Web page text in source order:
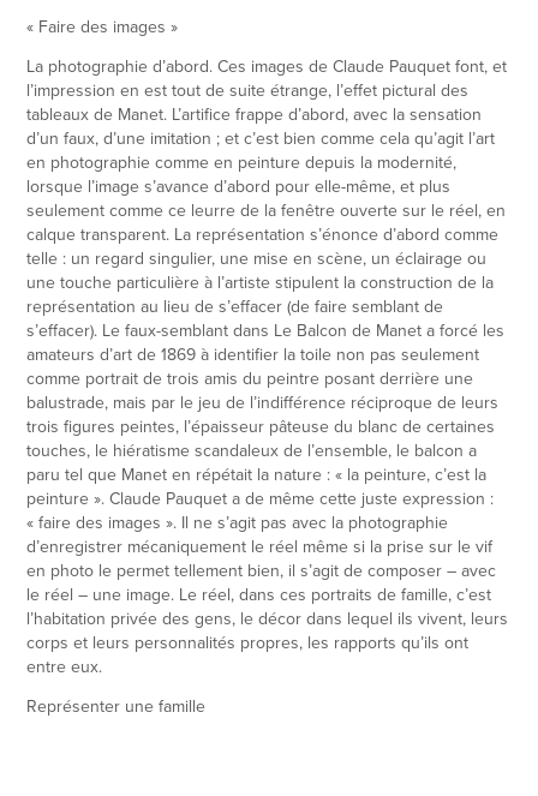
« Faire des images »
La photographie d’abord. Ces images de Claude Pauquet font, et
l’impression en est tout de suite étrange, l’effet pictural des
tableaux de Manet. L’artifice frappe d’abord, avec la sensation
d’un faux, d’une imitation ; et c’est bien comme cela qu’agit l’art
en photographie comme en peinture depuis la modernité,
lorsque l’image s’avance d’abord pour elle-même, et plus
seulement comme ce leurre de la fenêtre ouverte sur le réel, en
calque transparent. La représentation s’énonce d’abord comme
telle : un regard singulier, une mise en scène, un éclairage ou
une touche particulière à l’artiste stipulent la construction de la
représentation au lieu de s’effacer (de faire semblant de
s’effacer). Le faux-semblant dans Le Balcon de Manet a forcé les
amateurs d’art de 1869 à identifier la toile non pas seulement
comme portrait de trois amis du peintre posant derrière une
balustrade, mais par le jeu de l’indifférence réciproque de leurs
trois figures peintes, l’épaisseur pâteuse du blanc de certaines
touches, le hiératisme scandaleux de l’ensemble, le balcon a
paru tel que Manet en répétait la nature : « la peinture, c’est la
peinture ». Claude Pauquet a de même cette juste expression :
« faire des images ». Il ne s’agit pas avec la photographie
d’enregistrer mécaniquement le réel même si la prise sur le vif
en photo le permet tellement bien, il s’agit de composer – avec
le réel – une image. Le réel, dans ces portraits de famille, c’est
l’habitation privée des gens, le décor dans lequel ils vivent, leurs
corps et leurs personnalités propres, les rapports qu’ils ont
entre eux.
Représenter une famille